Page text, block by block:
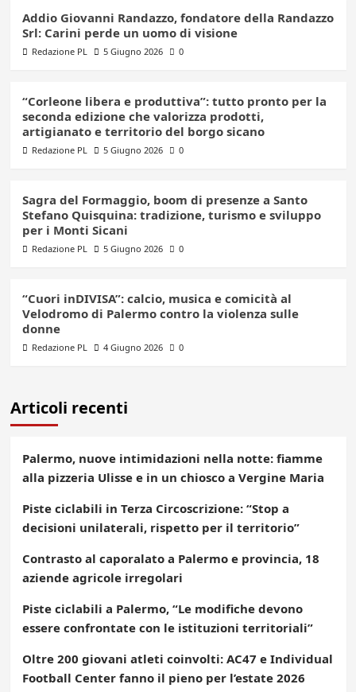
Addio Giovanni Randazzo, fondatore della Randazzo
Srl: Carini perde un uomo di visione
Redazione PL 5 Giugno 2026 0
“Corleone libera e produttiva”: tutto pronto per la
seconda edizione che valorizza prodotti,
artigianato e territorio del borgo sicano
Redazione PL 5 Giugno 2026 0
Sagra del Formaggio, boom di presenze a Santo
Stefano Quisquina: tradizione, turismo e sviluppo
per i Monti Sicani
Redazione PL 5 Giugno 2026 0
“Cuori inDIVISA”: calcio, musica e comicità al
Velodromo di Palermo contro la violenza sulle
donne
Redazione PL 4 Giugno 2026 0
Articoli recenti
Palermo, nuove intimidazioni nella notte: fiamme
alla pizzeria Ulisse e in un chiosco a Vergine Maria
Piste ciclabili in Terza Circoscrizione: “Stop a
decisioni unilaterali, rispetto per il territorio”
Contrasto al caporalato a Palermo e provincia, 18
aziende agricole irregolari
Piste ciclabili a Palermo, “Le modifiche devono
essere confrontate con le istituzioni territoriali”
Oltre 200 giovani atleti coinvolti: AC47 e Individual
Football Center fanno il pieno per l’estate 2026